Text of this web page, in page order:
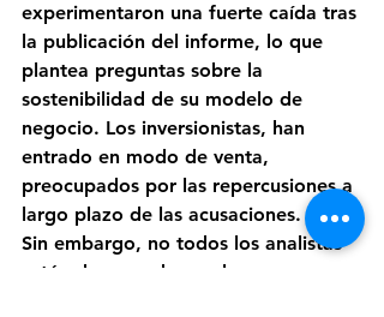
experimentaron una fuerte caída tras
la publicación del informe, lo que
plantea preguntas sobre la
sostenibilidad de su modelo de
negocio. Los inversionistas, han
entrado en modo de venta,
preocupados por las repercusiones a
largo plazo de las acusaciones.
Sin embargo, no todos los analistas
están de acuerdo con las